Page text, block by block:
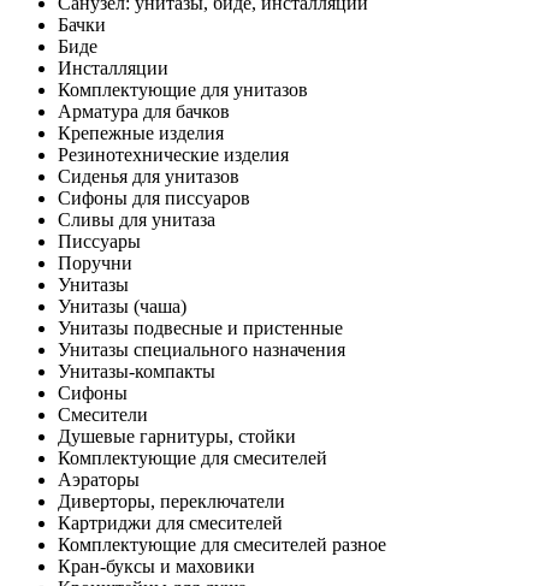
Бачки
Биде
Инсталляции
Комплектующие для унитазов
Арматура для бачков
Крепежные изделия
Резинотехнические изделия
Сиденья для унитазов
Сифоны для писсуаров
Сливы для унитаза
Писсуары
Поручни
Унитазы
Унитазы (чаша)
Унитазы подвесные и пристенные
Унитазы специального назначения
Унитазы-компакты
Сифоны
Смесители
Душевые гарнитуры, стойки
Комплектующие для смесителей
Аэраторы
Диверторы, переключатели
Картриджи для смесителей
Комплектующие для смесителей разное
Кран-буксы и маховики